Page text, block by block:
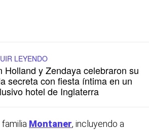
LEYENDO
Holland y Zendaya celebraron su
secreta con fiesta íntima en un
hotel de Inglaterra
Montaner, incluyendo a